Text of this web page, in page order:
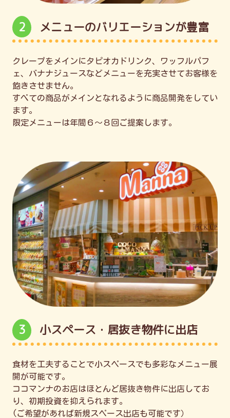
2 メニューのバリエーションが豊富
クレープをメインにタピオカドリンク、ワッフルパフ
ェ、バナナジュースなどメニューを充実させてお客様を
飽きさせません。
すべての商品がメインとなれるように商品開発をしてい
ます。
限定メニューは年間６～８回ご提案します。
3 小スペース・居抜き物件に出店
食材を工夫することで小スペースでも多彩なメニュー展
開が可能です。
ココマンナのお店はほとんど居抜き物件に出店してお
り、初期投資を抑えられます。
(ご希望があれば新規スペース出店も可能です）